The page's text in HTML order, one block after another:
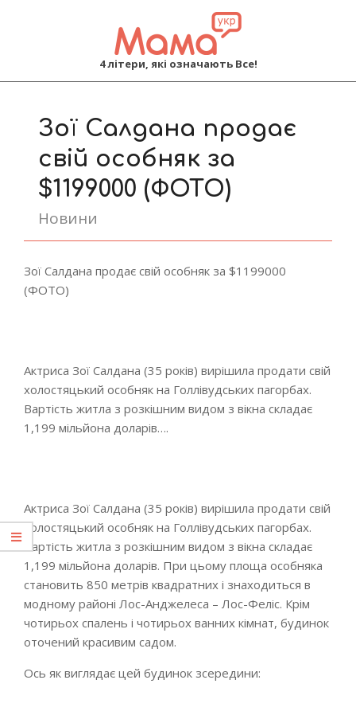
4 літери, які означають Все!
Зої Салдана продає
свій особняк за
$1199000 (ФОТО)
Новини
Зої Салдана продає свій особняк за $1199000
(ФОТО)
Актриса Зої Салдана (35 років) вирішила продати свій
холостяцький особняк на Голлівудських пагорбах.
Вартість житла з розкішним видом з вікна складає
1,199 мільйона доларів….
Актриса Зої Салдана (35 років) вирішила продати свій
холостяцький особняк на Голлівудських пагорбах.
Вартість житла з розкішним видом з вікна складає
1,199 мільйона доларів. При цьому площа особняка
становить 850 метрів квадратних і знаходиться в
модному районі Лос-Анджелеса – Лос-Феліс. Крім
чотирьох спалень і чотирьох ванних кімнат, будинок
оточений красивим садом.
Ось як виглядає цей будинок зсередини: